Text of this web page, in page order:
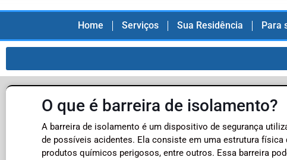
Home Serviços Sua Residência Para
O que é barreira de isolamento?
A barreira de isolamento é um dispositivo de segurança
de possíveis acidentes. Ela consiste em uma estrutura
produtos químicos perigosos, entre outros. Essa barreira